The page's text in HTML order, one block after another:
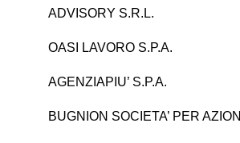
ADVISORY S.R.L.
OASI LAVORO S.P.A.
AGENZIAPIU’ S.P.A.
BUGNION SOCIETA’ PER AZIONI